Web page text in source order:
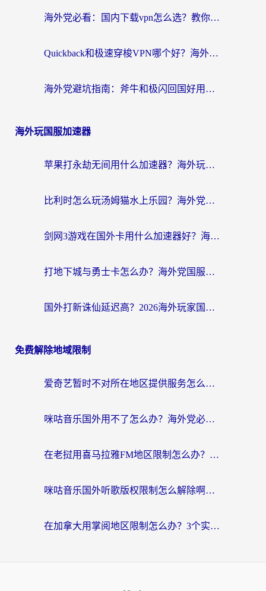
海外党必看：国内下载vpn怎么选？教你无缝访问国内资源的实用指南
Quickback和极速穿梭VPN哪个好？海外党亲测3招选对回国加速器，看这篇就够了
海外党避坑指南：斧牛和极闪回国好用吗？选对加速器才能无缝刷剧玩游戏
海外玩国服加速器
苹果打永劫无间用什么加速器？海外玩家亲测有效的国服游戏加速指南
比利时怎么玩汤姆猫水上乐园？海外党国服游戏加速终极指南（附无畏契约食之契约解决办法）
剑网3游戏在国外卡用什么加速器好？海外党亲测有效的国服游戏加速指南
打地下城与勇士卡怎么办？海外党国服游戏加速终极指南（附北美欧洲实测）
国外打新诛仙延迟高？2026海外玩家国服游戏加速器终极指南（附天龙八部闪耀暖暖实测）
免费解除地域限制
爱奇艺暂时不对所在地区提供服务怎么办？海外党亲测有效的追剧解决方案
咪咕音乐国外用不了怎么办？海外党必备的国内内容访问全攻略
在老挝用喜马拉雅FM地区限制怎么办？海外党亲测有效的回国加速方案
咪咕音乐国外听歌版权限制怎么解除啊？海外党亲测有效的回国加速方案
在加拿大用掌阅地区限制怎么办？3个实用技巧帮你轻松解决（附海外华人必备工具）